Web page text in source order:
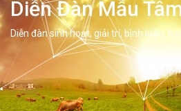
Diễn Đàn Mẫu
Diễn đàn sinh hoạt, giải trí, bình luân,